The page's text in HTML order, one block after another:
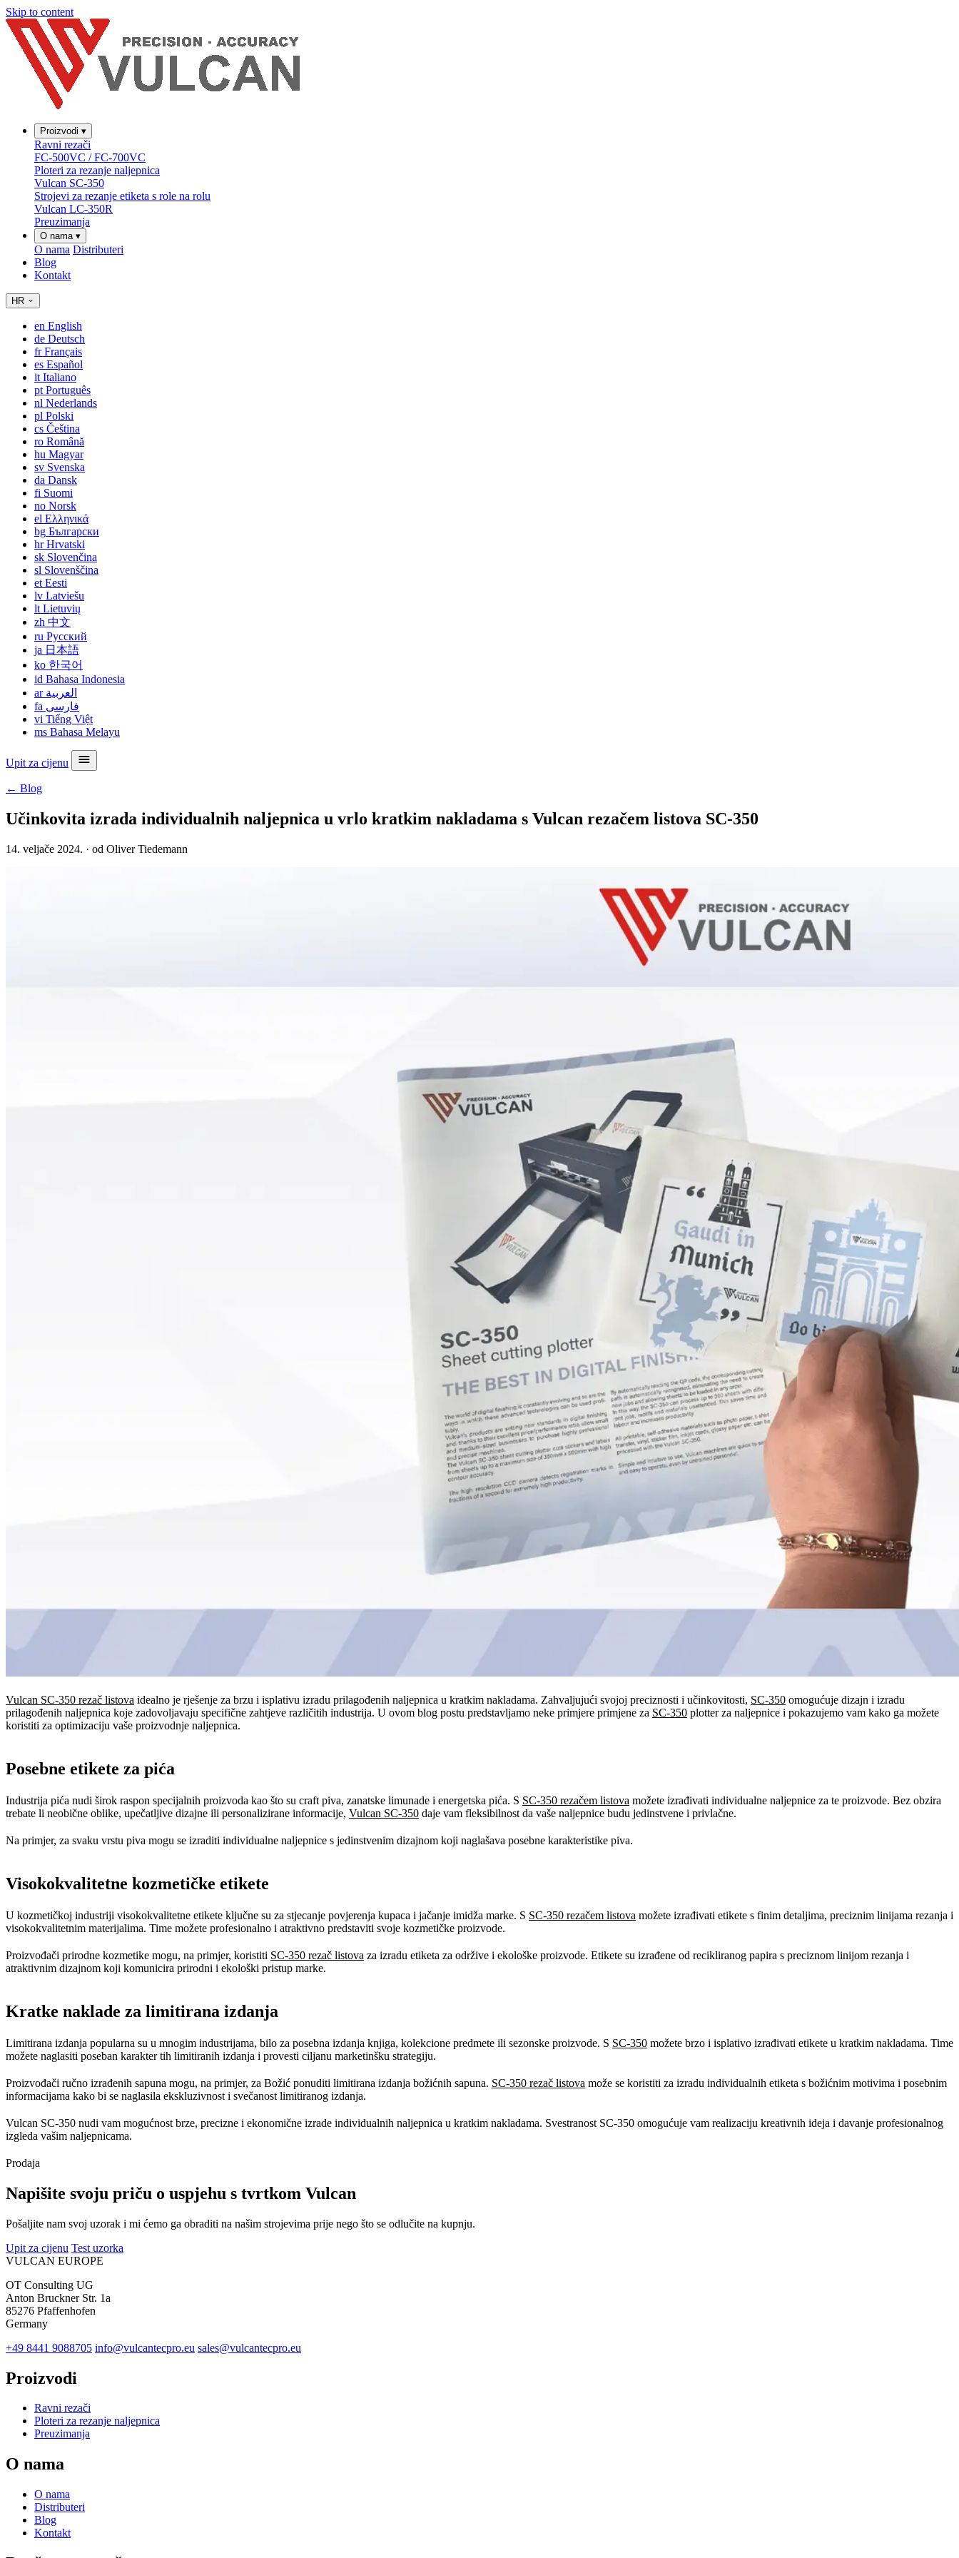
Skip to content
Proizvodi ▾
Ravni rezači
FC-500VC / FC-700VC
Ploteri za rezanje naljepnica
Vulcan SC-350
Strojevi za rezanje etiketa s role na rolu
Vulcan LC-350R
Preuzimanja
O nama ▾
O nama Distributeri
Blog
Kontakt
HR
en English
de Deutsch
frFrançais
es Español
it Italiano
pt Português
nl Nederlands
pl Polski
cs Čeština
ro Română
hu Magyar
sv Svenska
da Dansk
fi Suomi
no Norsk
el Ελληνικά
bg Български
hrHrvatski
sk Slovenčina
sl Slovenščina
et Eesti
lv Latviešu
lt Lietuvių
zh 中文
ru Русский
ja 日本語
ko 한국어
id Bahasa Indonesia
ar العربية
fa فارسی
vi Tiếng Việt
ms Bahasa Melayu
Upit za cijenu
← Blog
Učinkovita izrada individualnih naljepnica u vrlo kratkim nakladama s Vulcan rezačem listova SC-350
14. veljače 2024. · od Oliver Tiedemann
Vulcan SC-350 rezač listova idealno je rješenje za brzu i isplativu izradu prilagođenih naljepnica u kratkim nakladama. Zahvaljujući svojoj preciznosti i učinkovitosti, SC-350 omogućuje dizajn i izradu
prilagođenih naljepnica koje zadovoljavaju specifične zahtjeve različitih industrija. U ovom blog postu predstavljamo neke primjere primjene za SC-350 plotter za naljepnice i pokazujemo vam kako ga možete
koristiti za optimizaciju vaše proizvodnje naljepnica.
Posebne etikete za pića
Industrija pića nudi širok raspon specijalnih proizvoda kao što su craft piva, zanatske limunade i energetska pića. S SC-350 rezačem listova možete izrađivati individualne naljepnice za te proizvode. Bez obzira
trebate li neobične oblike, upečatljive dizajne ili personalizirane informacije, Vulcan SC-350 daje vam fleksibilnost da vaše naljepnice budu jedinstvene i privlačne.
Na primjer, za svaku vrstu piva mogu se izraditi individualne naljepnice s jedinstvenim dizajnom koji naglašava posebne karakteristike piva.
Visokokvalitetne kozmetičke etikete
U kozmetičkoj industriji visokokvalitetne etikete ključne su za stjecanje povjerenja kupaca i jačanje imidža marke. S SC-350 rezačem listova možete izrađivati etikete s finim detaljima, preciznim linijama rezanja i
visokokvalitetnim materijalima. Time možete profesionalno i atraktivno predstaviti svoje kozmetičke proizvode.
Proizvođači prirodne kozmetike mogu, na primjer, koristiti SC-350 rezač listova za izradu etiketa za održive i ekološke proizvode. Etikete su izrađene od recikliranog papira s preciznom linijom rezanja i
atraktivnim dizajnom koji komunicira prirodni i ekološki pristup marke.
Kratke naklade za limitirana izdanja
Limitirana izdanja popularna su u mnogim industrijama, bilo za posebna izdanja knjiga, kolekcione predmete ili sezonske proizvode. S SC-350 možete brzo i isplativo izrađivati etikete u kratkim nakladama. Time
možete naglasiti poseban karakter tih limitiranih izdanja i provesti ciljanu marketinšku strategiju.
Proizvođači ručno izrađenih sapuna mogu, na primjer, za Božić ponuditi limitirana izdanja božićnih sapuna. SC-350 rezač listova može se koristiti za izradu individualnih etiketa s božićnim motivima i posebnim
informacijama kako bi se naglasila ekskluzivnost i svečanost limitiranog izdanja.
Vulcan SC-350 nudi vam mogućnost brze, precizne i ekonomične izrade individualnih naljepnica u kratkim nakladama. Svestranost SC-350 omogućuje vam realizaciju kreativnih ideja i davanje profesionalnog
izgleda vašim naljepnicama.
Prodaja
Napišite svoju priču o uspjehu s tvrtkom Vulcan
Pošaljite nam svoj uzorak i mi ćemo ga obraditi na našim strojevima prije nego što se odlučite na kupnju.
Upit za cijenu Test uzorka
VULCAN EUROPE
OT Consulting UG
Anton Bruckner Str. 1a
85276 Pfaffenhofen
Germany
+49 8441 9088705 info@vulcantecpro.eu sales@vulcantecpro.eu
Proizvodi
Ravni rezači
Ploteri za rezanje naljepnica
Preuzimanja
O nama
O nama
Distributeri
Blog
Kontakt